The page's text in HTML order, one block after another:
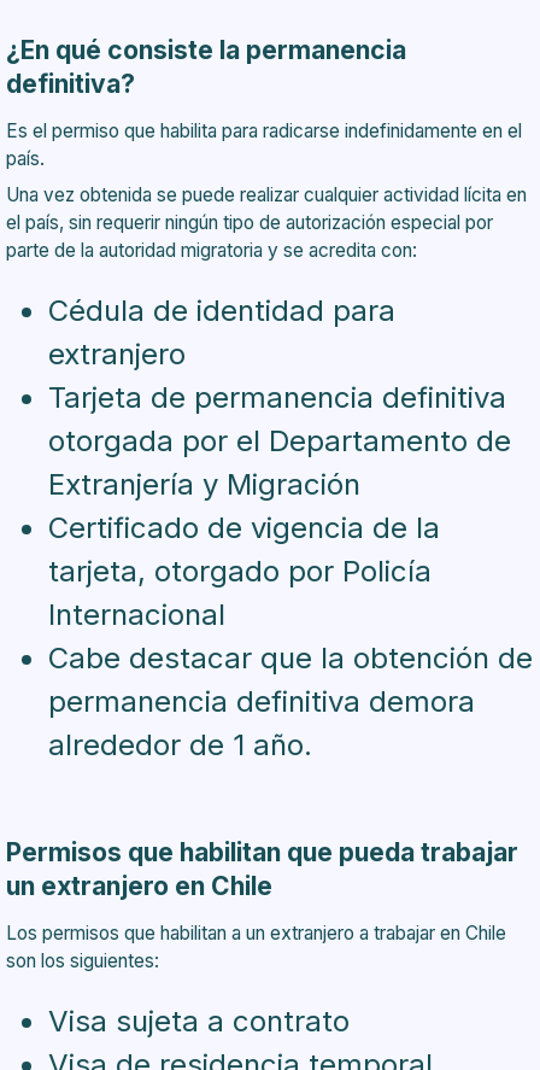
¿En qué consiste la permanencia
definitiva?
Es el permiso que habilita para radicarse indefinidamente en el
país.
Una vez obtenida se puede realizar cualquier actividad lícita en
el país, sin requerir ningún tipo de autorización especial por
parte de la autoridad migratoria y se acredita con:
Cédula de identidad para
extranjero
Tarjeta de permanencia definitiva
otorgada por el Departamento de
Extranjería y Migración
Certificado de vigencia de la
tarjeta, otorgado por Policía
Internacional
Cabe destacar que la obtención de
permanencia definitiva demora
alrededor de 1 año.
Permisos que habilitan que pueda trabajar
un extranjero en Chile
Los permisos que habilitan a un extranjero a trabajar en Chile
son los siguientes:
Visa sujeta a contrato